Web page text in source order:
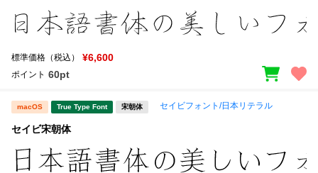
標準価格（税込） ¥6,600
ポイント 60pt
macOS True Type Font 宋朝体 セイビフォント/日本リテラル
セイビ宋朝体